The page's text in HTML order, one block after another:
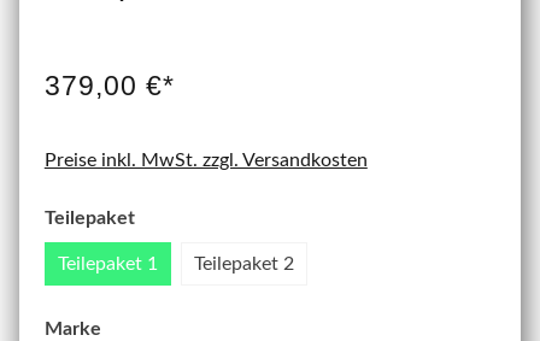
379,00 €*
Preise inkl. MwSt. zzgl. Versandkosten
Teilepaket
Teilepaket 1 Teilepaket 2
Marke